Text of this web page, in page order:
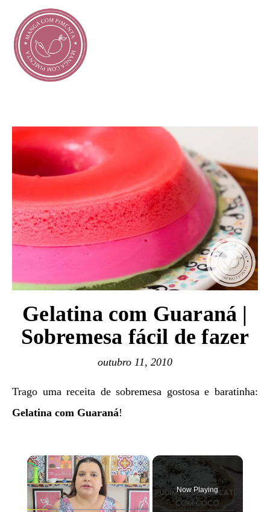
Gelatina com Guaraná |
Sobremesa fácil de fazer
outubro 11, 2010
Trago uma receita de sobremesa gostosa e baratinha:
Gelatina com Guaraná!
×
Now Playing